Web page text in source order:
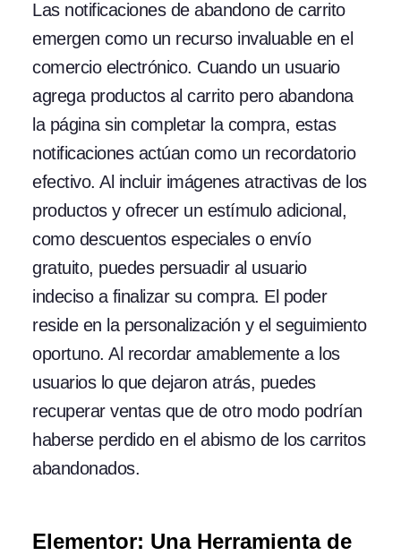
Las notificaciones de abandono de carrito
emergen como un recurso invaluable en el
comercio electrónico. Cuando un usuario
agrega productos al carrito pero abandona
la página sin completar la compra, estas
notificaciones actúan como un recordatorio
efectivo. Al incluir imágenes atractivas de los
productos y ofrecer un estímulo adicional,
como descuentos especiales o envío
gratuito, puedes persuadir al usuario
indeciso a finalizar su compra. El poder
reside en la personalización y el seguimiento
oportuno. Al recordar amablemente a los
usuarios lo que dejaron atrás, puedes
recuperar ventas que de otro modo podrían
haberse perdido en el abismo de los carritos
abandonados.
Elementor: Una Herramienta de